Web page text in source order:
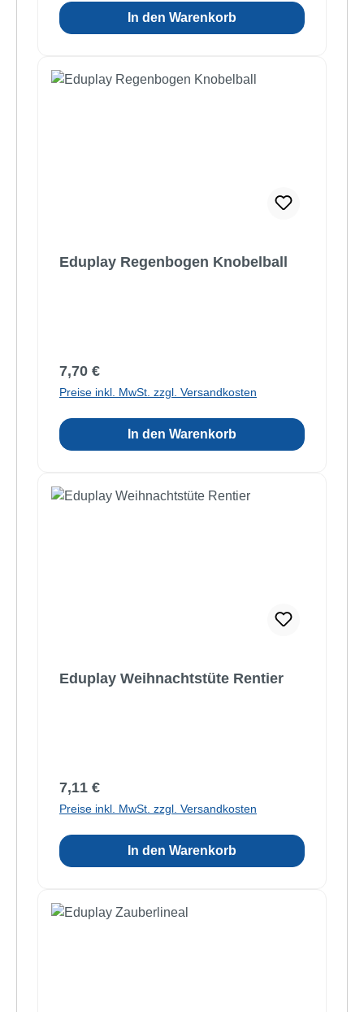
In den Warenkorb
Eduplay Regenbogen Knobelball
Regulärer Preis:
7,70 €
Preise inkl. MwSt. zzgl. Versandkosten
In den Warenkorb
Eduplay Weihnachtstüte Rentier
Regulärer Preis:
7,11 €
Preise inkl. MwSt. zzgl. Versandkosten
In den Warenkorb